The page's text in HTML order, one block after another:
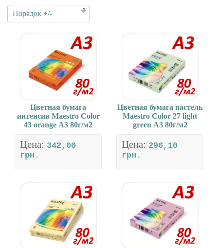
Порядок +/-
Цветная бумага
интенсив Maestro Color
43 orange А3 80г/м2
Цена: 342,00
грн.
Цветная бумага пастель
Maestro Color 27 light
green А3 80г/м2
Цена: 296,10
грн.